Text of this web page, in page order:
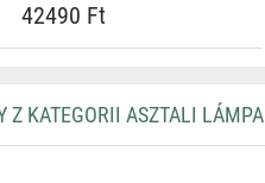
42490 Ft
Z KATEGORII ASZTALI LÁMPA